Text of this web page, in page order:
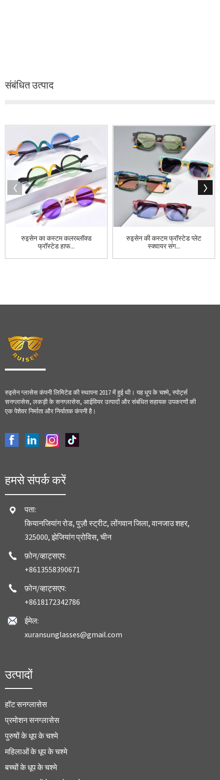
संबंधित उत्पाद
रुइसेन का कस्टम कलरब्लॉक्ड
फ्रॉस्टेड हाफ...
रुइसेन की कस्टम फ्रॉस्टेड प्लेट
स्क्वायर संग...
रुइसेन ग्लासेस कंपनी लिमिटेड की स्थापना 2017 में हुई थी। यह धूप के चश्मे, स्पोर्ट्स
सनग्लासेस, लकड़ी के सनग्लासेस, आईवियर उत्पादों और संबंधित सहायक उपकरणों की
एक पेशेवर निर्माता और निर्यातक कंपनी है।
हमसे संपर्क करें
पता:
कियानजियांग रोड, पुज़ौ स्ट्रीट, लोंगवान जिला, वानजाउ शहर,
325000, झेजियांग प्रोविस, चीन
फ़ोन/व्हाट्सएप:
+8613558390671
फ़ोन/व्हाट्सएप:
+8618172342786
ईमेल:
xuransunglasses@gmail.com
उत्पादों
हॉट सनग्लासेस
प्रमोशन सनग्लासेस
पुरुषों के धूप के चश्मे
महिलाओं के धूप के चश्मे
बच्चों के धूप के चश्मे